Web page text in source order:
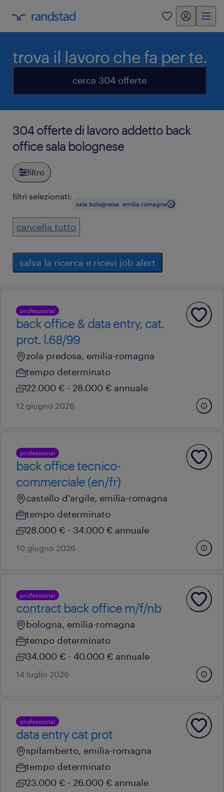
0 my randstad
trova il lavoro che fa per te.
cerca 304 offerte
304 offerte di lavoro addetto back
office sala bolognese
filtro
filtri selezionati:
sala bolognese, emilia romagna
cancella tutto
salva la ricerca e ricevi job alert
professional
back office & data entry, cat.
prot. l.68/99
zola predosa, emilia-romagna
tempo determinato
22.000 € - 28.000 € annuale
12 giugno 2026
professional
back office tecnico-
commerciale (en/fr)
castello d'argile, emilia-romagna
tempo determinato
28.000 € - 34.000 € annuale
10 giugno 2026
professional
contract back office m/f/nb
bologna, emilia-romagna
tempo determinato
34.000 € - 40.000 € annuale
14 luglio 2026
professional
data entry cat prot
spilamberto, emilia-romagna
tempo determinato
23.000 € - 26.000 € annuale